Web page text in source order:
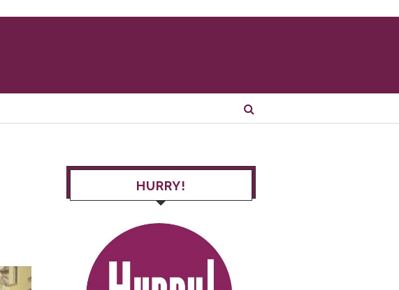
HURRY!